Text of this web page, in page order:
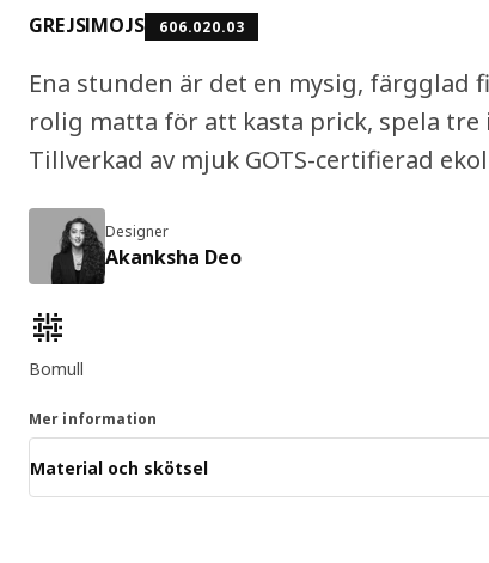
GREJSIMOJS 606.020.03
Ena stunden är det en mysig, färgglad
rolig matta för att kasta prick, spela tre
Tillverkad av mjuk GOTS-certifierad
Designer
Akanksha Deo
Produktens egenskaper
Bomull
Mer information
Material och skötsel